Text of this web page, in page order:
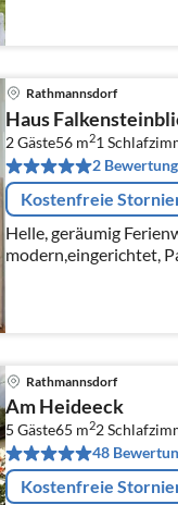
Rathmannsdorf
Haus
2 Gäste56 m21
2
Kostenfreie
Helle, geräumig
modern,eingerichtet,
Rathmannsdorf
Am Heideeck
5 Gäste65 m22
48
Kostenfreie